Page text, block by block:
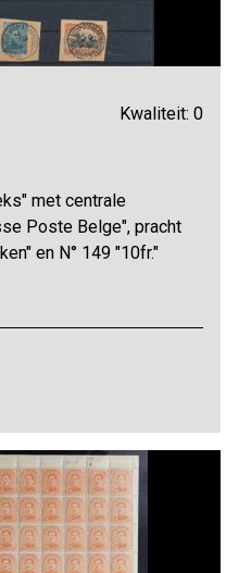
Kwaliteit: 0
met centrale
Poste Belge", pracht
en N° 149 "10fr."